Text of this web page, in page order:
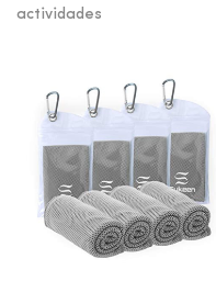
actividades